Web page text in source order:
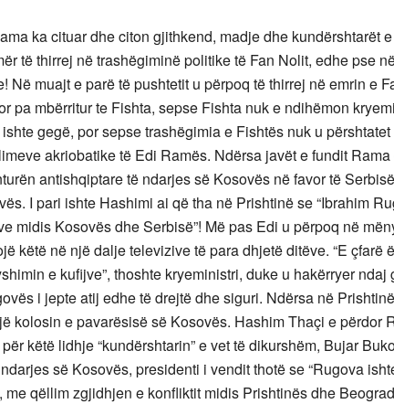
ka cituar dhe citon gjithkend, madje dhe kundërshtarët
të thirrej në trashëgiminë politike të Fan Nolit, edhe pse
Në muajt e parë të pushtetit u përpoq të thirrej në emrin e
pa mbërritur te Fishta, sepse Fishta nuk e ndihëmon
gegë, por sepse trashëgimia e Fishtës nuk u
akriobatike të Edi Ramës. Ndërsa javët e fundit
antishqiptare të ndarjes së Kosovës në favor të
I pari ishte Hashimi ai që tha në Prishtinë se “Ibrahim
midis Kosovës dhe Serbisë”! Më pas Edi u përpoq në
këtë në një dalje televizive të para dhjetë ditëve. “E çfarë
e kufijve”, thoshte kryeministri, duke u hakërryer ndaj
i jepte atij edhe të drejtë dhe siguri. Ndërsa në
kolosin e pavarësisë së Kosovës. Hashim Thaçi e përdor
këtë lidhje “kundërshtarin” e vet të dikurshëm, Bujar
së Kosovës, presidenti i vendit thotë se “Rugova
me qëllim zgjidhjen e konfliktit midis Prishtinës dhe